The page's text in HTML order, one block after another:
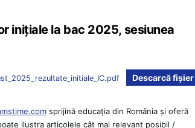
inițiale la bac 2025, sesiunea
Descarcă fișier
sprijină educaţia din România şi oferă
ilustra articolele cât mai relevant posibil /